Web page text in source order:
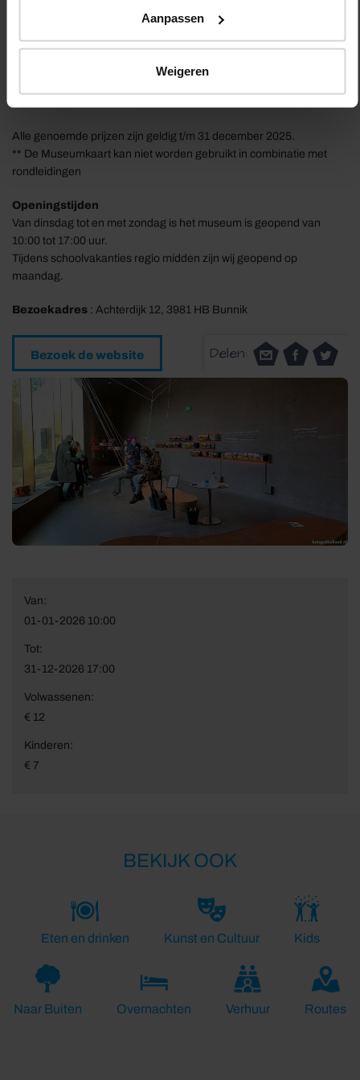
Aanpassen
Weigeren
Museumkaart → Gratis**
CJP-pas → €8,00
Alle genoemde prijzen zijn geldig t/m 31 december 2025.
** De Museumkaart kan niet worden gebruikt in combinatie met
rondleidingen
Openingstijden
Van dinsdag tot en met zondag is het museum is geopend van
10:00 tot 17:00 uur.
Tijdens schoolvakanties regio midden zijn wij geopend op
maandag.
Bezoekadres : Achterdijk 12, 3981 HB Bunnik
Bezoek de website Delen:
Van:
01-01-2026 10:00
Tot:
31-12-2026 17:00
Volwassenen:
€ 12
Kinderen:
€ 7
BEKIJK OOK
Eten en drinken Kunst en Cultuur Kids
Naar Buiten Overnachten Verhuur Routes